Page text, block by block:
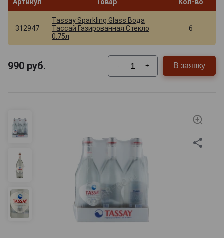
Артикул Товар Кол-во
312947
Tassay Sparkling Glass Вода
Тассай Газированная Стекло
0.75л
6
990 руб. - + В заявку